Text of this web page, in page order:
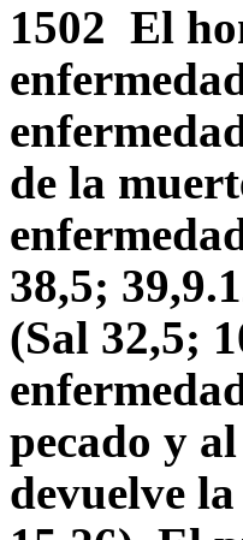
1502 El
de la
38,5;
(Sal 32,5;
pecado y
devuelve